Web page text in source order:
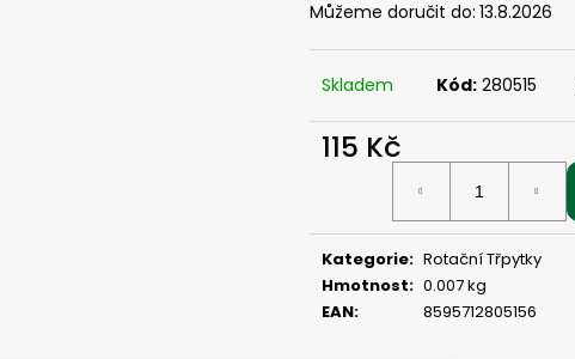
Můžeme doručit do: 13.8.2026
Skladem Kód: 280515
115 Kč
Kategorie: Rotační Třpytky
Hmotnost: 0.007 kg
EAN: 8595712805156
SICKLE #6 - 5 KS, 2 G